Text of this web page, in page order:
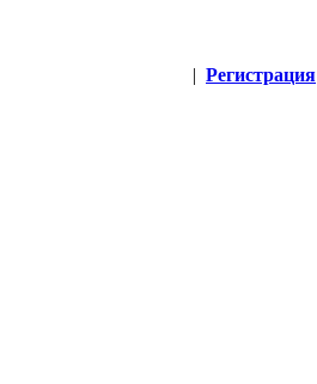
| Регистрация